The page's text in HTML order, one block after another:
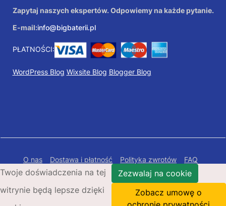
Zapytaj naszych ekspertów. Odpowiemy na każde pytanie.
E-mail:info@bigbaterii.pl
PŁATNOŚCI:
WordPress Blog Wixsite Blog Blogger Blog
O nas Dostawa i płatność Polityka zwrotów
FAQ
Polityka prywatności
Mapa Strony
Copyright © 2026 Bigbaterii.pl. Wszelkie prawa
zastrzeżone.
Twoje doświadczenia na tej
witrynie będą lepsze dzięki
Zezwalaj na cookie
Zobacz umowę o